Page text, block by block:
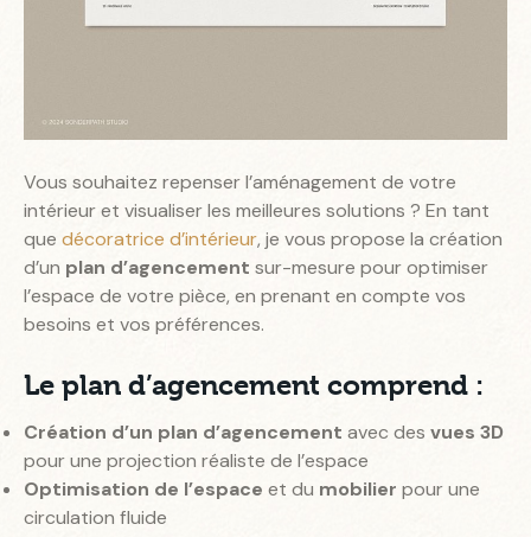
Vous souhaitez repenser l’aménagement de votre
intérieur et visualiser les meilleures solutions ? En tant
que décoratrice d’intérieur, je vous propose la création
d’un plan d’agencement sur-mesure pour optimiser
l’espace de votre pièce, en prenant en compte vos
besoins et vos préférences.
Le plan d’agencement comprend :
Création d’un plan d’agencement avec des vues 3D
pour une projection réaliste de l’espace
Optimisation de l’espace et du mobilier pour une
circulation fluide